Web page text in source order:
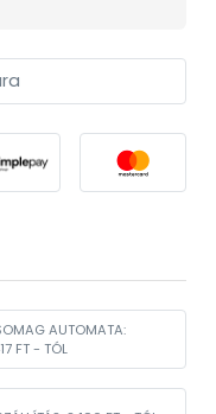
AUTOMATA:
FT - TÓL